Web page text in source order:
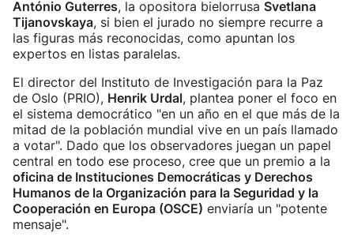
António Guterres, la opositora bielorrusa Svetlana
Tijanovskaya, si bien el jurado no siempre recurre a
las figuras más reconocidas, como apuntan los
expertos en listas paralelas.
El director del Instituto de Investigación para la Paz
de Oslo (PRIO), Henrik Urdal, plantea poner el foco en
el sistema democrático "en un año en el que más de la
mitad de la población mundial vive en un país llamado
a votar". Dado que los observadores juegan un papel
central en todo ese proceso, cree que un premio a la
oficina de Instituciones Democráticas y Derechos
Humanos de la Organización para la Seguridad y la
Cooperación en Europa (OSCE) enviaría un "potente
mensaje".